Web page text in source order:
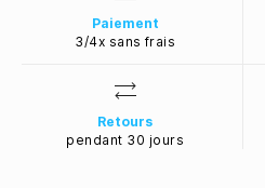
Paiement
3/4x sans frais
Retours
pendant 30 jours